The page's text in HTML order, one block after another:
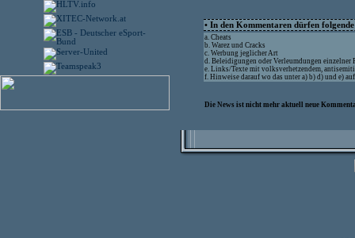
• In den Kommentaren dürfen
a. Cheats
b. Warez und Cracks
c. Werbung jeglicher Art
d. Beleidigungen oder Verleumdungen einzelner
e. Links/Texte mit volksverhetzendem,
f. Hinweise darauf wo das unter a) b) d) und e)
Die News ist nicht mehr aktuell neue